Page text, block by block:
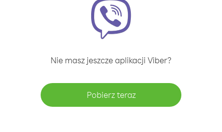
Nie masz jeszcze aplikacji Viber?
Pobierz teraz